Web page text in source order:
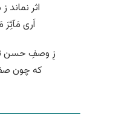
اثر
اَری
زِ وصفِ حسن
که چون